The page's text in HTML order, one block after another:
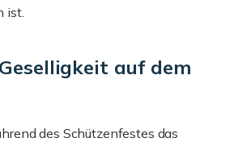
ist.
auf dem
des Schützenfestes das